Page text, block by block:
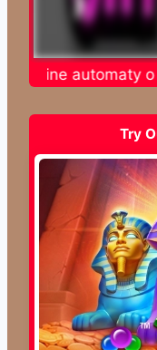
online automaty o
Try